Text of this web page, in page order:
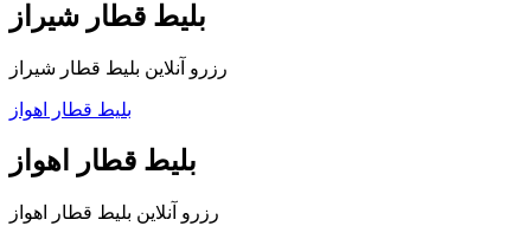
بلیط قطار شیراز
رزرو آنلاین بلیط قطار شیراز
بلیط قطار اهواز
بلیط قطار اهواز
رزرو آنلاین بلیط قطار اهواز